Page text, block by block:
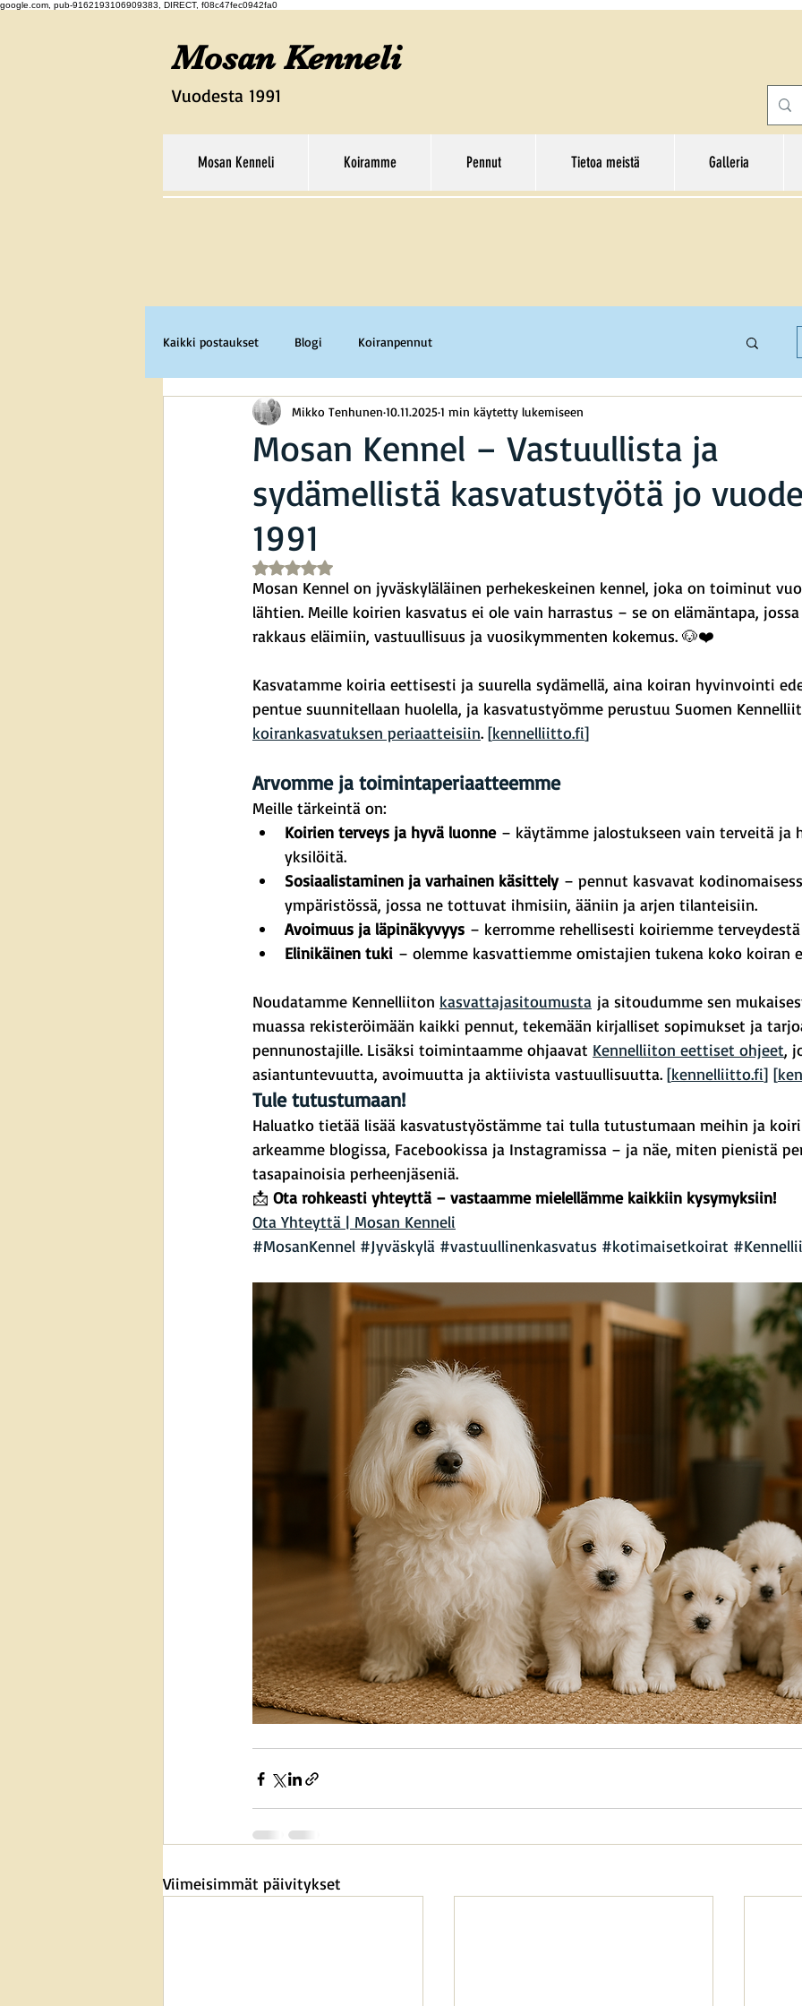
google.com, pub-9162193106909383, DIRECT, f08c47fec0942fa0
Mosan Kenneli
Vuodesta 1991
Mosan Kenneli Koiramme Pennut Tietoa meistä Galleria
Kaikki postaukset Blogi Koiranpennut
Mosan Kennel – Vastuullista ja
sydämellistä kasvatustyötä jo
1991
Mikko Tenhunen 10.11.20251 min käytetty lukemiseen
Arvostelun tähtimäärä: epäluku/5
Mosan Kennel on jyväskyläläinen perhekeskeinen kennel, joka on toiminut
lähtien. Meille koirien kasvatus ei ole vain harrastus – se on elämäntapa,
rakkaus eläimiin, vastuullisuus ja vuosikymmenten kokemus. 🐶❤️
Kasvatamme koiria eettisesti ja suurella sydämellä, aina koiran hyvinvointi
pentue suunnitellaan huolella, ja kasvatustyömme perustuu Suomen
koirankasvatuksen periaatteisiin. [kennelliitto.fi]
Arvomme ja toimintaperiaatteemme
Meille tärkeintä on:
Koirien terveys ja hyvä luonne – käytämme jalostukseen vain terveitä ja
yksilöitä.
Sosiaalistaminen ja varhainen käsittely – pennut kasvavat
ympäristössä, jossa ne tottuvat ihmisiin, ääniin ja arjen tilanteisiin.
Avoimuus ja läpinäkyvyys – kerromme rehellisesti koiriemme
Elinikäinen tuki – olemme kasvattiemme omistajien tukena koko koiran
Noudatamme Kennelliiton kasvattajasitoumusta ja sitoudumme sen
muassa rekisteröimään kaikki pennut, tekemään kirjalliset sopimukset ja
pennunostajille. Lisäksi toimintaamme ohjaavat Kennelliiton eettiset ohjeet,
asiantuntevuutta, avoimuutta ja aktiivista vastuullisuutta. [kennelliitto.fi] [
Tule tutustumaan!
Haluatko tietää lisää kasvatustyöstämme tai tulla tutustumaan meihin ja
arkeamme blogissa, Facebookissa ja Instagramissa – ja näe, miten pienistä
tasapainoisia perheenjäseniä.
📩 Ota rohkeasti yhteyttä – vastaamme mielellämme kaikkiin kysymyksiin!
Ota Yhteyttä | Mosan Kenneli
#MosanKennel #Jyväskylä #vastuullinenkasvatus #kotimaisetkoirat
Viimeisimmät päivitykset